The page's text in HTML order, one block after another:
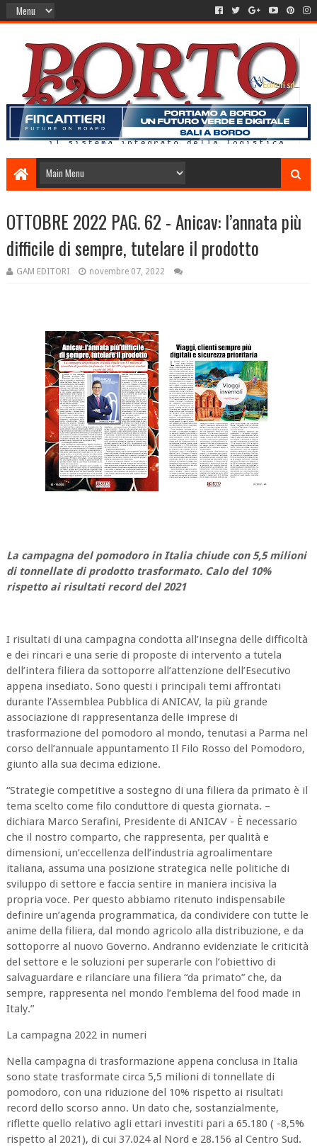
OTTOBRE 2022 PAG. 62 - Anicav: l’annata più
difficile di sempre, tutelare il prodotto
GAM EDITORI novembre 07, 2022
La campagna del pomodoro in Italia chiude con 5,5 milioni
di tonnellate di prodotto trasformato. Calo del 10%
rispetto ai risultati record del 2021
I risultati di una campagna condotta all’insegna delle difficoltà
e dei rincari e una serie di proposte di intervento a tutela
dell’intera filiera da sottoporre all’attenzione dell’Esecutivo
appena insediato. Sono questi i principali temi affrontati
durante l’Assemblea Pubblica di ANICAV, la più grande
associazione di rappresentanza delle imprese di
trasformazione del pomodoro al mondo, tenutasi a Parma nel
corso dell’annuale appuntamento Il Filo Rosso del Pomodoro,
giunto alla sua decima edizione.
“Strategie competitive a sostegno di una filiera da primato è il
tema scelto come filo conduttore di questa giornata. –
dichiara Marco Serafini, Presidente di ANICAV - È necessario
che il nostro comparto, che rappresenta, per qualità e
dimensioni, un’eccellenza dell’industria agroalimentare
italiana, assuma una posizione strategica nelle politiche di
sviluppo di settore e faccia sentire in maniera incisiva la
propria voce. Per questo abbiamo ritenuto indispensabile
definire un’agenda programmatica, da condividere con tutte le
anime della filiera, dal mondo agricolo alla distribuzione, e da
sottoporre al nuovo Governo. Andranno evidenziate le criticità
del settore e le soluzioni per superarle con l’obiettivo di
salvaguardare e rilanciare una filiera “da primato” che, da
sempre, rappresenta nel mondo l’emblema del food made in
Italy.”
La campagna 2022 in numeri
Nella campagna di trasformazione appena conclusa in Italia
sono state trasformate circa 5,5 milioni di tonnellate di
pomodoro, con una riduzione del 10% rispetto ai risultati
record dello scorso anno. Un dato che, sostanzialmente,
riflette quello relativo agli ettari investiti pari a 65.180 ( -8,5%
rispetto al 2021), di cui 37.024 al Nord e 28.156 al Centro Sud.